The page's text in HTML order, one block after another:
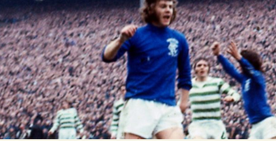
Old Firm
Kordon nélkül